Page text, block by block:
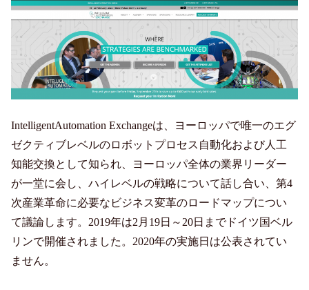
IntelligentAutomation Exchangeは、ヨーロッパで唯一のエグ
ゼクティブレベルのロボットプロセス自動化および人工
知能交換として知られ、ヨーロッパ全体の業界リーダー
が一堂に会し、ハイレベルの戦略について話し合い、第4
次産業革命に必要なビジネス変革のロードマップについ
て議論します。2019年は2月19日～20日までドイツ国ベル
リンで開催されました。2020年の実施日は公表されてい
ません。